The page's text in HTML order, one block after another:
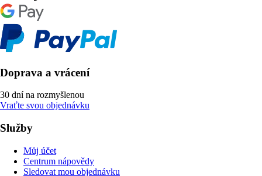
Doprava a vrácení
30 dní na rozmyšlenou
Vraťte svou objednávku
Služby
Můj účet
Centrum nápovědy
Sledovat mou objednávku